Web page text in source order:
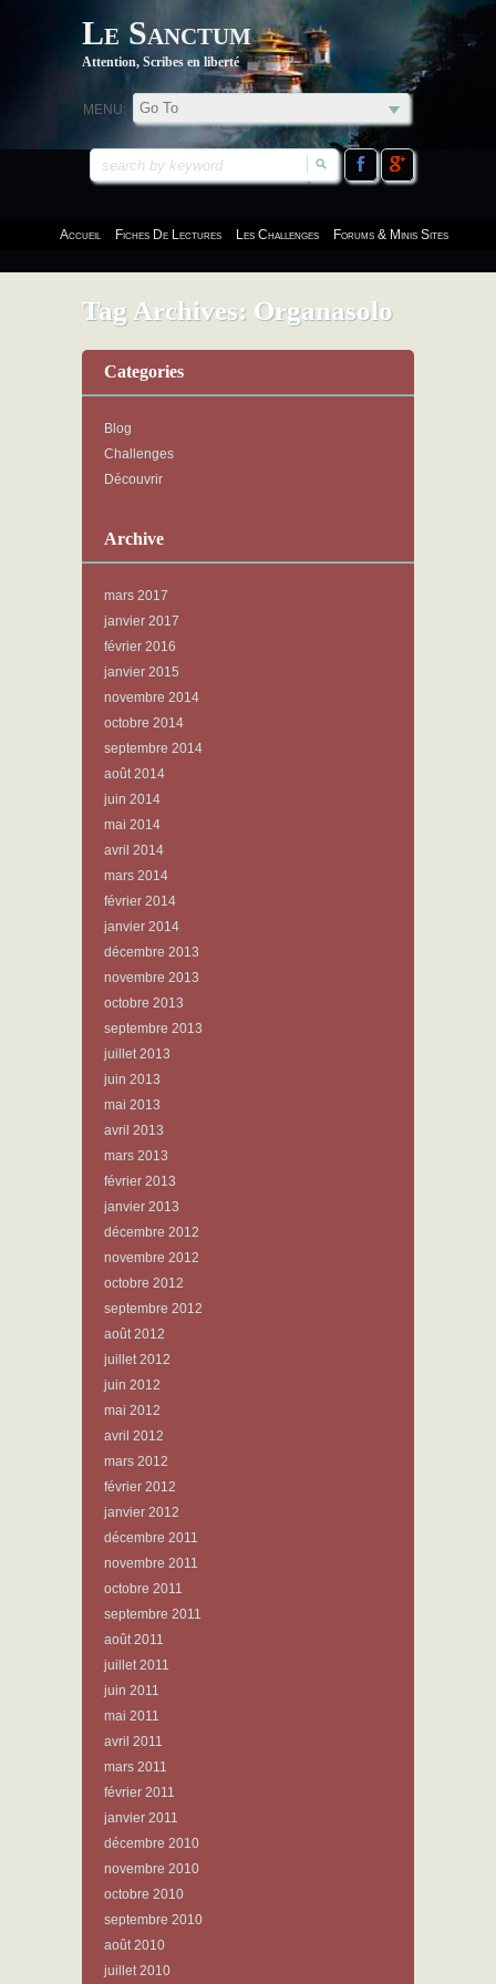
Le Sanctum
Attention, Scribes en liberté
MENU:
Accueil Fiches De Lectures Les Challenges Forums & Minis Sites
Tag Archives: Organasolo
Categories
Blog
Challenges
Découvrir
Archive
mars 2017
janvier 2017
février 2016
janvier 2015
novembre 2014
octobre 2014
septembre 2014
août 2014
juin 2014
mai 2014
avril 2014
mars 2014
février 2014
janvier 2014
décembre 2013
novembre 2013
octobre 2013
septembre 2013
juillet 2013
juin 2013
mai 2013
avril 2013
mars 2013
février 2013
janvier 2013
décembre 2012
novembre 2012
octobre 2012
septembre 2012
août 2012
juillet 2012
juin 2012
mai 2012
avril 2012
mars 2012
février 2012
janvier 2012
décembre 2011
novembre 2011
octobre 2011
septembre 2011
août 2011
juillet 2011
juin 2011
mai 2011
avril 2011
mars 2011
février 2011
janvier 2011
décembre 2010
novembre 2010
octobre 2010
septembre 2010
août 2010
juillet 2010